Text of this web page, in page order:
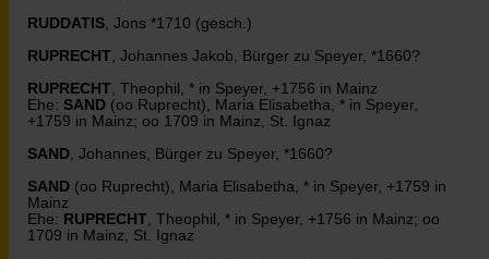
RUDDATIS, Jons *1710 (gesch.)
RUPRECHT, Johannes Jakob, Bürger zu Speyer, *1660?
RUPRECHT, Theophil, * in Speyer, +1756 in Mainz
Ehe: SAND (oo Ruprecht), Maria Elisabetha, * in Speyer,
+1759 in Mainz; oo 1709 in Mainz, St. Ignaz
SAND, Johannes, Bürger zu Speyer, *1660?
SAND (oo Ruprecht), Maria Elisabetha, * in Speyer, +1759 in
Mainz
Ehe: RUPRECHT, Theophil, * in Speyer, +1756 in Mainz; oo
1709 in Mainz, St. Ignaz